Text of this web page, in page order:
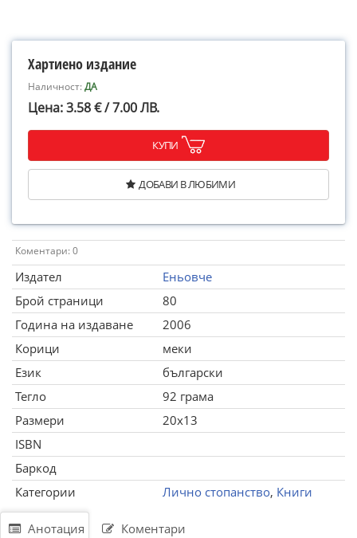
Хартиено издание
Наличност:ДА
Цена: 3.58 € / 7.00 ЛВ.
КУПИ
ДОБАВИ В ЛЮБИМИ
Коментари: 0
Издател
Еньовче
Брой страници
80
Година на издаване
2006
Корици
меки
Език
български
Тегло
92 грама
Размери
20x13
ISBN
Баркод
Категории
Лично стопанство, Книги
Анотация Коментари